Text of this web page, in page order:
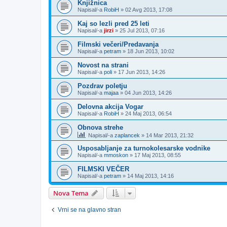
Knjižnica
Napisal/-a RobiH » 02 Avg 2013, 17:08
Kaj so lezli pred 25 leti
Napisal/-a jirzi » 25 Jul 2013, 07:16
Filmski večeri/Predavanja
Napisal/-a petram » 18 Jun 2013, 10:02
Novost na strani
Napisal/-a poli » 17 Jun 2013, 14:26
Pozdrav poletju
Napisal/-a majaa » 04 Jun 2013, 14:26
Delovna akcija Vogar
Napisal/-a RobiH » 24 Maj 2013, 06:54
Obnova strehe
Napisal/-a zaplancek » 14 Mar 2013, 21:32
Usposabljanje za turnokolesarske vodnike
Napisal/-a mmoskon » 17 Maj 2013, 08:55
FILMSKI VEČER
Napisal/-a petram » 14 Maj 2013, 14:16
Nova Tema
Vrni se na glavno stran